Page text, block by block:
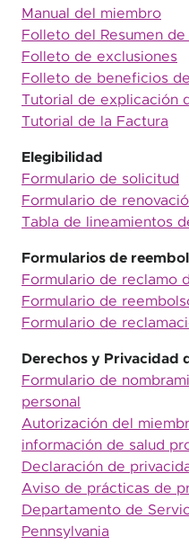
Manual del miembro
Folleto del Resumen
Folleto de exclusiones
Folleto de beneficios
Tutorial de explicación
Tutorial de la Factura
Elegibilidad
Formulario de solicitud
Formulario de
Tabla de lineamientos
Formularios de
Formulario de reclamo
Formulario de
Formulario de
Derechos y Privacidad
Formulario de
personal
Autorización del
información de salud
Declaración de
Aviso de prácticas de
Departamento de
Pennsylvania